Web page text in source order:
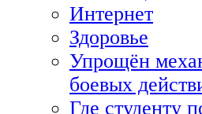
Интернет
Здоровье
Упрощён
боевых
Где студенту